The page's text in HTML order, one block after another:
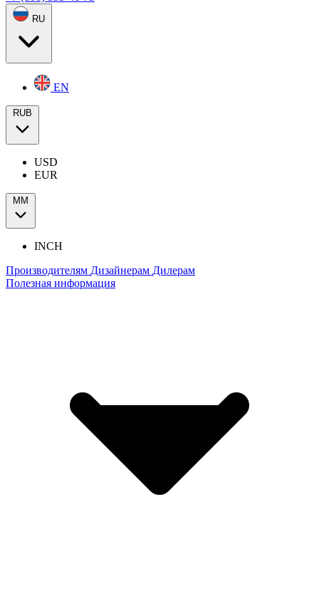
RU
EN
RUB
USD
EUR
ММ
INCH
Производителям Дизайнерам Дилерам
Полезная информация